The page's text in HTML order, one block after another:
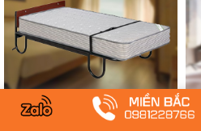
Giường phụ Extra bed